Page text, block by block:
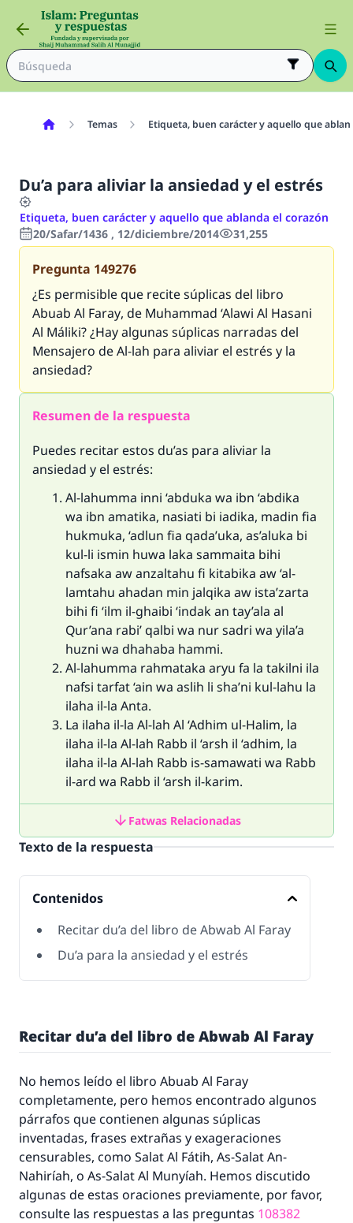
Temas Etiqueta, buen carácter y aquello que
Du’a para aliviar la ansiedad y el estrés
Etiqueta, buen carácter y aquello que ablanda el corazón
20/Safar/1436 , 12/diciembre/2014
31,255
Pregunta 149276
¿Es permisible que recite súplicas del libro
Abuab Al Faray, de Muhammad ‘Alawi Al Hasani
Al Máliki? ¿Hay algunas súplicas narradas del
Mensajero de Al-lah para aliviar el estrés y la
ansiedad?
Resumen de la respuesta
Puedes recitar estos du’as para aliviar la
ansiedad y el estrés:
Al-lahumma inni ‘abduka wa ibn ‘abdika
wa ibn amatika, nasiati bi iadika, madin fia
hukmuka, ‘adlun fia qada’uka, as’aluka bi
kul-li ismin huwa laka sammaita bihi
nafsaka aw anzaltahu fi kitabika aw ‘al-
lamtahu ahadan min jalqika aw ista’zarta
bihi fi ‘ilm il-ghaibi ‘indak an tay’ala al
Qur’ana rabi’ qalbi wa nur sadri wa yila’a
huzni wa dhahaba hammi.
Al-lahumma rahmataka aryu fa la takilni ila
nafsi tarfat ‘ain wa aslih li sha’ni kul-lahu la
ilaha il-la Anta.
La ilaha il-la Al-lah Al ‘Adhim ul-Halim, la
ilaha il-la Al-lah Rabb il ‘arsh il ‘adhim, la
ilaha il-la Al-lah Rabb is-samawati wa Rabb
il-ard wa Rabb il ‘arsh il-karim.
Fatwas Relacionadas
Texto de la respuesta
Contenidos
Recitar du’a del libro de Abwab Al Faray
Du’a para la ansiedad y el estrés
Recitar du’a del libro de Abwab Al Faray
No hemos leído el libro Abuab Al Faray
completamente, pero hemos encontrado algunos
párrafos que contienen algunas súplicas
inventadas, frases extrañas y exageraciones
censurables, como Salat Al Fátih, As-Salat An-
Nahiríah, o As-Salat Al Munyíah. Hemos discutido
algunas de estas oraciones previamente, por favor,
consulte las respuestas a las preguntas 108382